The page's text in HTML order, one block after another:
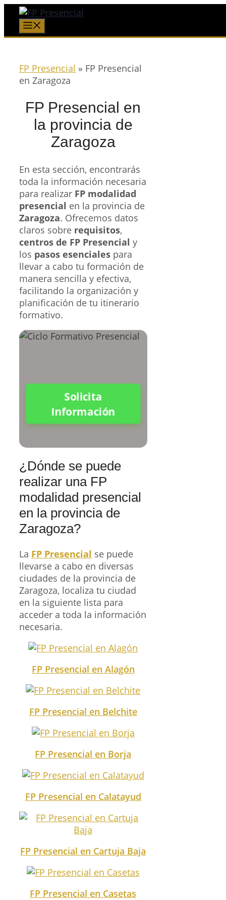
Saltar
contenido
FP Presencial » FP Presencial
en Zaragoza
FP Presencial en
la provincia de
Zaragoza
En esta sección, encontrarás
toda la información necesaria
para realizar FP modalidad
presencial en la provincia de
Zaragoza. Ofrecemos datos
claros sobre requisitos,
centros de FP Presencial y
los pasos esenciales para
llevar a cabo tu formación de
manera sencilla y efectiva,
facilitando la organización y
planificación de tu itinerario
formativo.
Solicita
Información
¿Dónde se puede
realizar una FP
modalidad presencial
en la provincia de
Zaragoza?
La FP Presencial se puede
llevarse a cabo en diversas
ciudades de la provincia de
Zaragoza, localiza tu ciudad
en la siguiente lista para
acceder a toda la información
necesaria.
FP Presencial en Alagón
FP Presencial en Belchite
FP Presencial en Borja
FP Presencial en Calatayud
FP Presencial en Cartuja Baja
FP Presencial en Casetas